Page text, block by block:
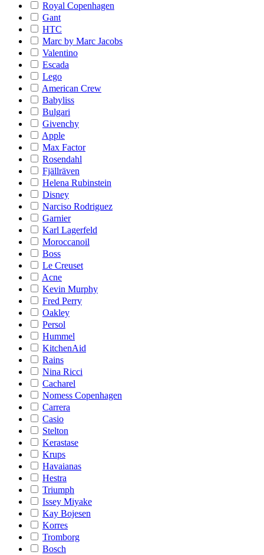
Royal Copenhagen
Gant
HTC
Marc by Marc Jacobs
Valentino
Escada
Lego
American Crew
Babyliss
Bulgari
Givenchy
Apple
Max Factor
Rosendahl
Fjällräven
Helena Rubinstein
Disney
Narciso Rodriguez
Garnier
Karl Lagerfeld
Moroccanoil
Boss
Le Creuset
Acne
Kevin Murphy
Fred Perry
Oakley
Persol
Hummel
KitchenAid
Rains
Nina Ricci
Cacharel
Nomess Copenhagen
Carrera
Casio
Stelton
Kerastase
Krups
Havaianas
Hestra
Triumph
Issey Miyake
Kay Bojesen
Korres
Tromborg
Bosch